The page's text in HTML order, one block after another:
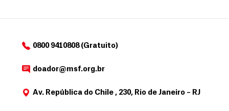
0800 9410808 (Gratuito)
doador@msf.org.br
Av. República do Chile , 230, Rio de Janeiro – RJ